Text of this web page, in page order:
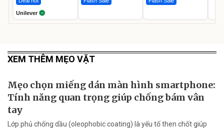
Unilever
XEM THÊM MẸO VẶT
Mẹo chọn miếng dán màn hình smartphone:
Tính năng quan trọng giúp chống bám vân
tay
Lớp phủ chống dầu (oleophobic coating) là yếu tố then chốt giúp